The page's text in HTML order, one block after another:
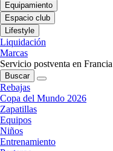
Equipamiento
Espacio club
Lifestyle
Liquidación
Marcas
Servicio postventa en Francia
Buscar
Rebajas
Copa del Mundo 2026
Zapatillas
Equipos
Niños
Entrenamiento